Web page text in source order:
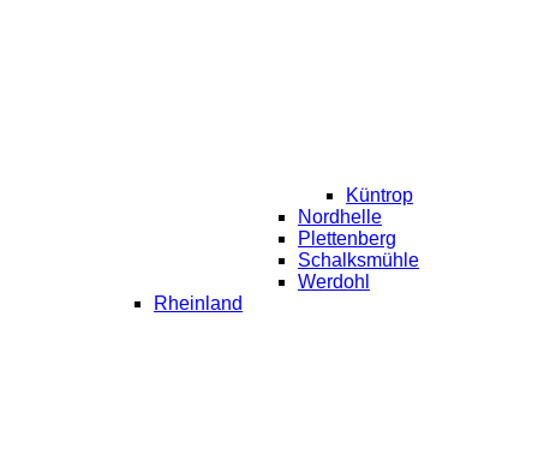
Küntrop
Nordhelle
Plettenberg
Schalksmühle
Werdohl
Rheinland